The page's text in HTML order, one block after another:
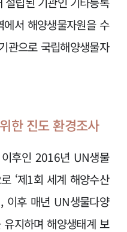
서 해양생물자원을 수
관으로 국립해양생물자
한 진도 환경조사
후인 2016년 UN생물
‘제1회 세계 해양수산
이후 매년 UN생물다양
지하며 해양생태계 보